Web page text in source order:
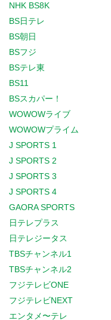
NHK BS8K
BS日テレ
BS朝日
BSフジ
BSテレ東
BS11
BSスカパー！
WOWOWライブ
WOWOWプライム
J SPORTS 1
J SPORTS 2
J SPORTS 3
J SPORTS 4
GAORA SPORTS
日テレプラス
日テレジータス
TBSチャンネル1
TBSチャンネル2
フジテレビONE
フジテレビNEXT
エンタメ〜テレ